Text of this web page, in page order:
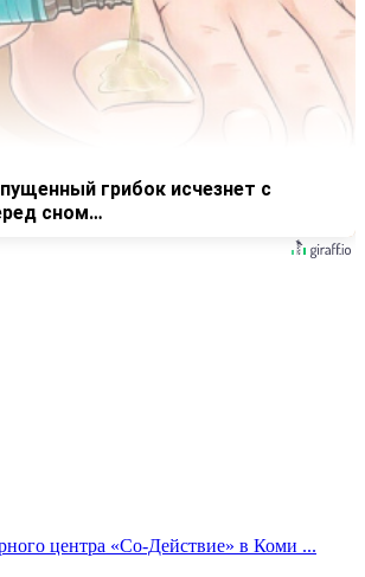
грибок исчезнет с
сном…
центра «Со-Действие» в Коми ...